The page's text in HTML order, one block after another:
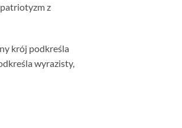
z
krój podkreśla
wyrazisty,